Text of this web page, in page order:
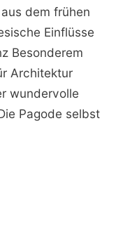
dem frühen
Einflüsse
Besonderem
Architektur
wundervolle
Pagode selbst